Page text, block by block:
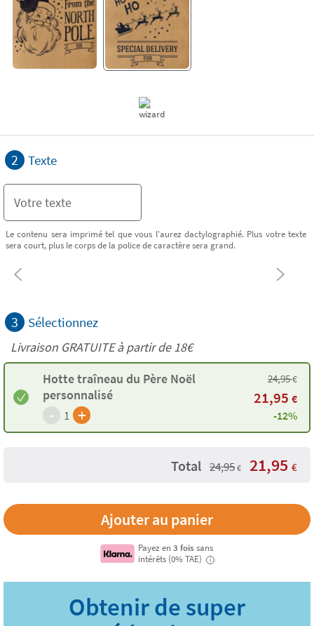
2 Texte
Le contenu sera imprimé tel que vous l'aurez dactylographié. Plus votre texte
sera court, plus le corps de la police de caractère sera grand.
3 Sélectionnez
Livraison GRATUITE à partir de18€
Hotte traîneau du Père Noël
personnalisé
- 1 +
24,95€
21,95 €
-12%
Total 24,95 € 21,95 €
Payez en 3 fois sans
intérêts (0% TAE)
i